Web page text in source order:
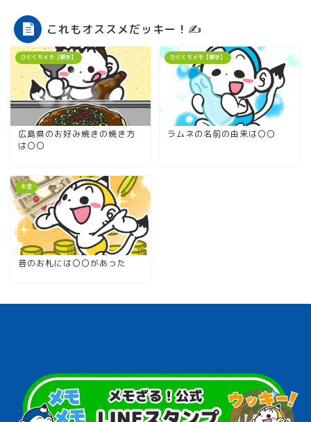
これもオススメだッキー！✍
ひとくちメモ【雑学】
広島県のお好み焼きの焼き方
は〇〇
ひとくちメモ【雑学】
ラムネの名前の由来は〇〇
お金
昔のお札には〇〇があった